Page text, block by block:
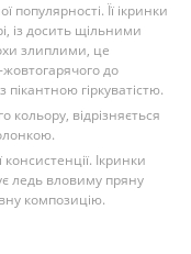
популярності. Її ікринки
із досить щільними
злиплими, це
до
гіркуватістю.
кольору, відрізняється
Ікринки
ледь вловиму пряну
композицію.